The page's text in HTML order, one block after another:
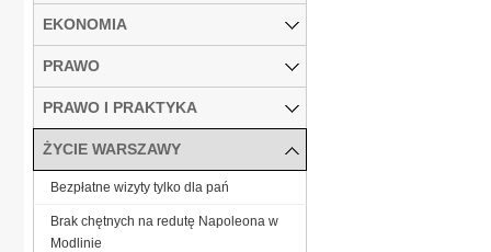
EKONOMIA
PRAWO
PRAWO I PRAKTYKA
ŻYCIE WARSZAWY
Bezpłatne wizyty tylko dla pań
Brak chętnych na redutę Napoleona w
Modlinie